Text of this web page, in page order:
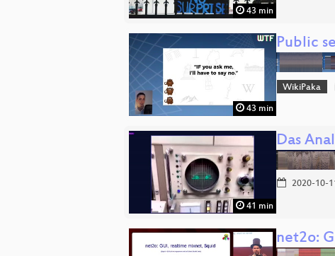
43 min
43 min
Public
WikiPaka
41 min
Das
2020-10-
net2o: